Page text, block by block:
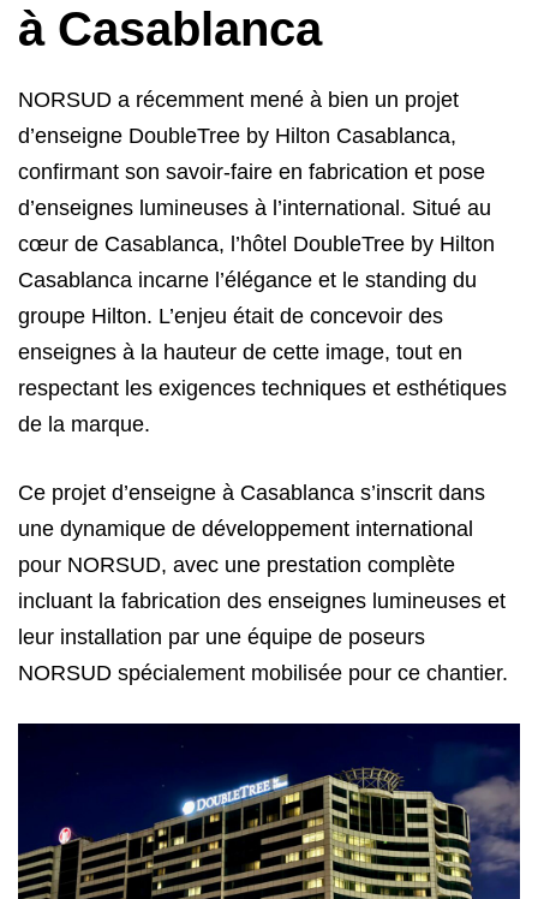
à Casablanca
NORSUD a récemment mené à bien un projet
d’enseigne DoubleTree by Hilton Casablanca,
confirmant son savoir-faire en fabrication et pose
d’enseignes lumineuses à l’international. Situé au
cœur de Casablanca, l’hôtel DoubleTree by Hilton
Casablanca incarne l’élégance et le standing du
groupe Hilton. L’enjeu était de concevoir des
enseignes à la hauteur de cette image, tout en
respectant les exigences techniques et esthétiques
de la marque.
Ce projet d’enseigne à Casablanca s’inscrit dans
une dynamique de développement international
pour NORSUD, avec une prestation complète
incluant la fabrication des enseignes lumineuses et
leur installation par une équipe de poseurs
NORSUD spécialement mobilisée pour ce chantier.